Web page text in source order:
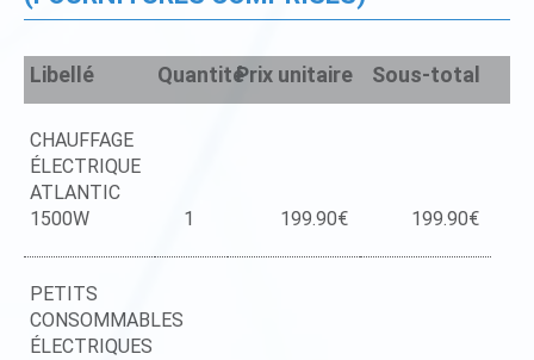
Libellé QuantitéPrix unitaire Sous-total
CHAUFFAGE
ÉLECTRIQUE
ATLANTIC
1500W
1 199.90€ 199.90€
PETITS
CONSOMMABLES
ÉLECTRIQUES